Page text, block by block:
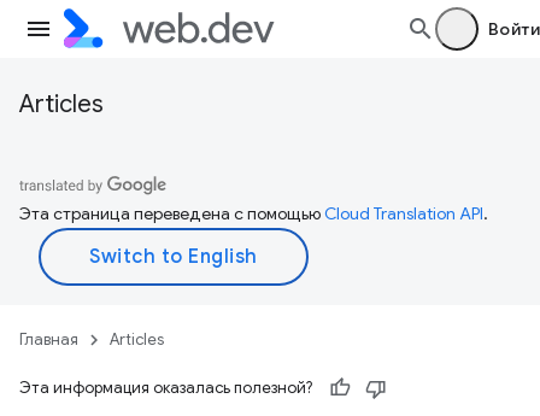
Войти
Articles
Эта страница переведена с помощьюCloud Translation API.
Главная Articles
Эта информация оказалась полезной?